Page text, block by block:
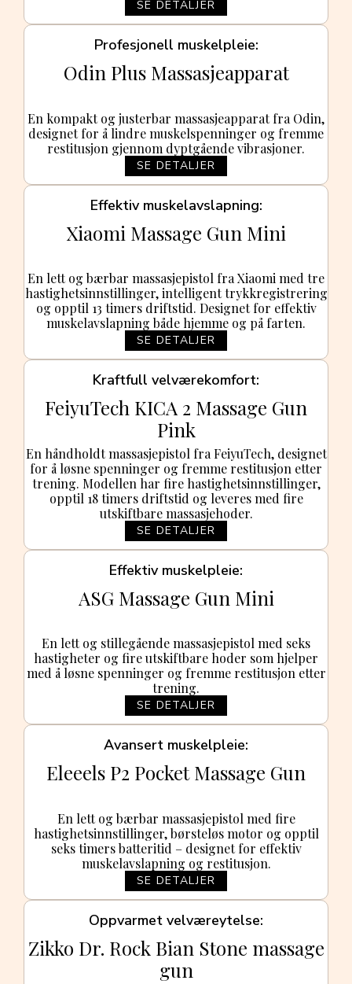
SE DETALJER
Profesjonell muskelpleie
Odin Plus Massasjeapparat
En kompakt og justerbar massasjeapparat fra Odin,
designet for å lindre muskelspenninger og fremme
restitusjon gjennom dyptgående vibrasjoner.
SE DETALJER
Effektiv muskelavslapning
Xiaomi Massage Gun Mini
En lett og bærbar massasjepistol fra Xiaomi med tre
hastighetsinnstillinger, intelligent trykkregistrering
og opptil 13 timers driftstid. Designet for effektiv
muskelavslapning både hjemme og på farten.
SE DETALJER
Kraftfull velværekomfort
FeiyuTech KICA 2 Massage Gun
Pink
En håndholdt massasjepistol fra FeiyuTech, designet
for å løsne spenninger og fremme restitusjon etter
trening. Modellen har fire hastighetsinnstillinger,
opptil 18 timers driftstid og leveres med fire
utskiftbare massasjehoder.
SE DETALJER
Effektiv muskelpleie
ASG Massage Gun Mini
En lett og stillegående massasjepistol med seks
hastigheter og fire utskiftbare hoder som hjelper
med å løsne spenninger og fremme restitusjon etter
trening.
SE DETALJER
Avansert muskelpleie
Eleeels P2 Pocket Massage Gun
En lett og bærbar massasjepistol med fire
hastighetsinnstillinger, børsteløs motor og opptil
seks timers batteritid – designet for effektiv
muskelavslapning og restitusjon.
SE DETALJER
Oppvarmet velværeytelse
Zikko Dr. Rock Bian Stone massage
gun